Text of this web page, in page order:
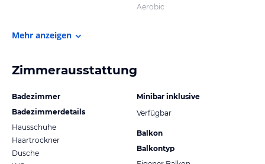
Aerobic
Mehr anzeigen
Zimmerausstattung
Badezimmer
Badezimmerdetails
Hausschuhe
Haartrockner
Dusche
Minibar inklusive
Verfügbar
Balkon
Balkontyp